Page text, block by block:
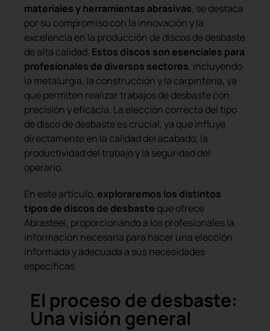
materiales y herramientas abrasivas, se destaca
por su compromiso con la innovación y la
excelencia en la producción de discos de desbaste
de alta calidad. Estos discos son esenciales para
profesionales de diversos sectores, incluyendo
la metalurgia, la construcción y la carpintería, ya
que permiten realizar trabajos de desbaste con
precisión y eficacia. La elección correcta del tipo
de disco de desbaste es crucial, ya que influye
directamente en la calidad del acabado, la
productividad del trabajo y la seguridad del
operario.
En este artículo, exploraremos los distintos
tipos de discos de desbaste que ofrece
Abrasteel, proporcionando a los profesionales la
información necesaria para hacer una elección
informada y adecuada a sus necesidades
específicas.
El proceso de desbaste:
Una visión general